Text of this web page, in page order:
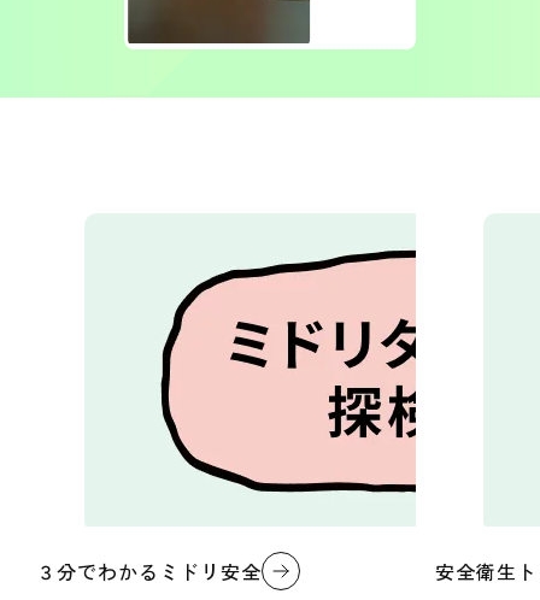
３分でわかるミドリ安全 安全衛生